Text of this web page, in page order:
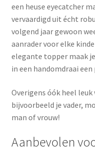
een heuse eyecatcher
vervaardigd uit écht
volgend jaar gewoon
aanrader voor elke
elegante topper maak
in een handomdraai
Overigens óók heel leuk
bijvoorbeeld je vader,
man of vrouw!
Aanbevolen